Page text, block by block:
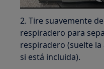
2. Tire suavemente
respiradero para
respiradero (suelte
si está incluida).